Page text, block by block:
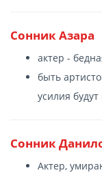
Сонник Азара
актер -
быть
усилия
Сонник
Актер,